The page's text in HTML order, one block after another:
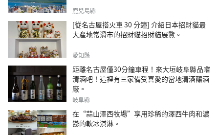
鹿兒島縣
[從名古屋搭火車 30 分鐘] 介紹日本招財貓最
大產地常滑市的招財貓招財貓展覽。
愛知縣
距離名古屋僅30分鐘車程！來大垣岐阜縣品嚐
清酒吧！這裡有三家備受喜愛的當地清酒釀酒
廠。
岐阜縣
在“蒜山澤西牧場”享用珍稀的澤西牛肉和濃
鬱的軟冰淇淋。